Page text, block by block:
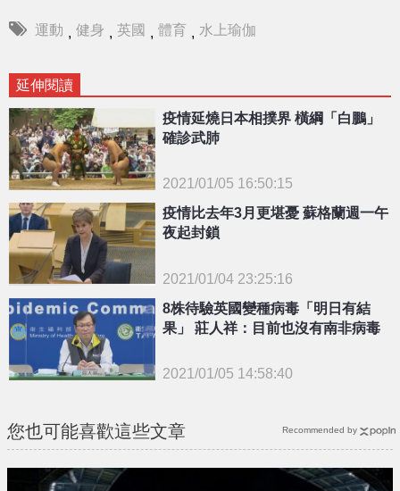
運動 , 健身 , 英國 , 體育 , 水上瑜伽
延伸閱讀
{PLAYICON}
疫情延燒日本相撲界 橫綱「白鵬」
確診武肺
2021/01/05 16:50:15
疫情比去年3月更堪憂 蘇格蘭週一午
夜起封鎖
2021/01/04 23:25:16
8株待驗英國變種病毒「明日有結
果」 莊人祥：目前也沒有南非病毒
2021/01/05 14:58:40
您也可能喜歡這些文章 Recommended by